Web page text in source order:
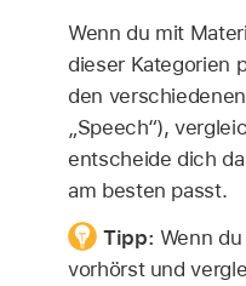
Wenn du mit
dieser Kategorien
den
„Speech“),
entscheide dich
am besten passt.
Tipp: Wenn
vorhörst und